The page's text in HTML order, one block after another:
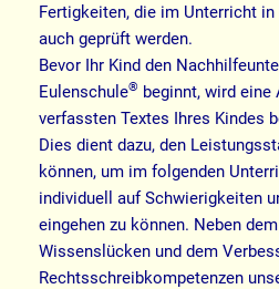
Fertigkeiten, die im Unterricht
auch geprüft werden.
Bevor Ihr Kind den
Eulenschule® beginnt, wird eine
verfassten Textes Ihres Kindes
Dies dient dazu, den
können, um im folgenden
individuell auf Schwierigkeiten
eingehen zu können. Neben
Wissenslücken und dem
Rechtsschreibkompetenzen